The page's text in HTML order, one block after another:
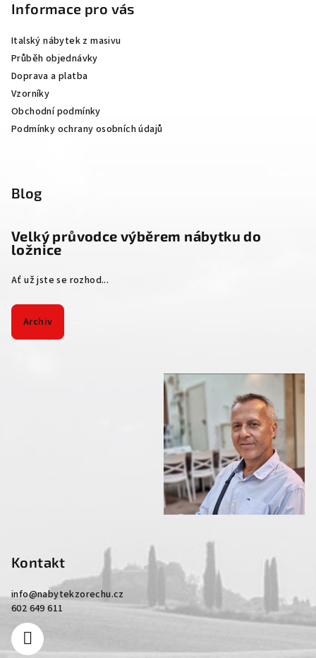
Informace pro vás
Italský nábytek z masivu
Průběh objednávky
Doprava a platba
Vzorníky
Obchodní podmínky
Podmínky ochrany osobních údajů
Blog
Velký průvodce výběrem nábytku do
ložnice
Ať už jste se rozhod...
Archiv
Kontakt
info@nabytekzorechu.cz
602 649 611